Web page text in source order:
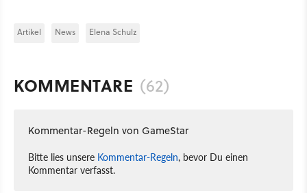
Artikel News Elena Schulz
KOMMENTARE (62)
Kommentar-Regeln von GameStar
Bitte lies unsere Kommentar-Regeln, bevor Du einen
Kommentar verfasst.